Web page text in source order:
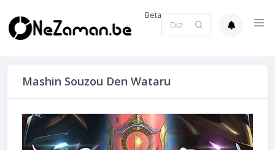
Beta
Mashin Souzou Den Wataru